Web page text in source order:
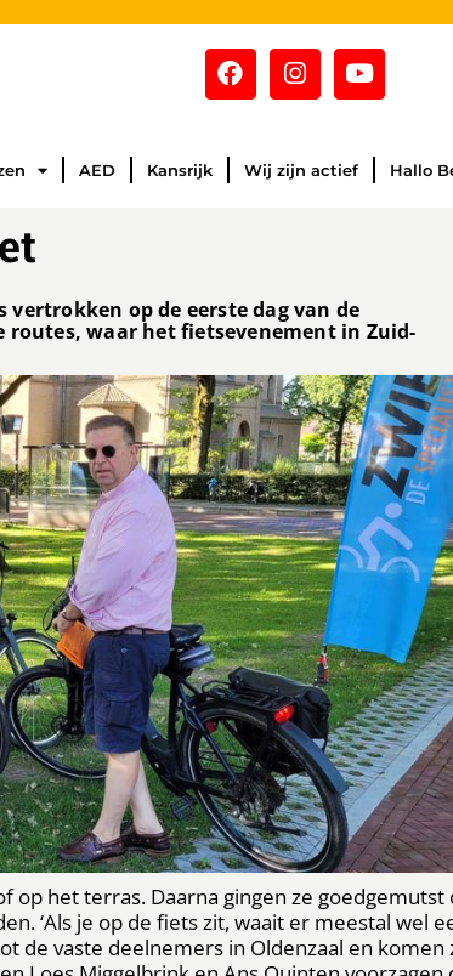
AED Kansrijk Wij zijn actief Hallo
op de eerste dag van de
routes, waar het fietsevenement in Zuid-
op het terras. Daarna gingen ze goedgemutst
‘Als je op de fiets zit, waait er meestal wel
de vaste deelnemers in Oldenzaal en komen